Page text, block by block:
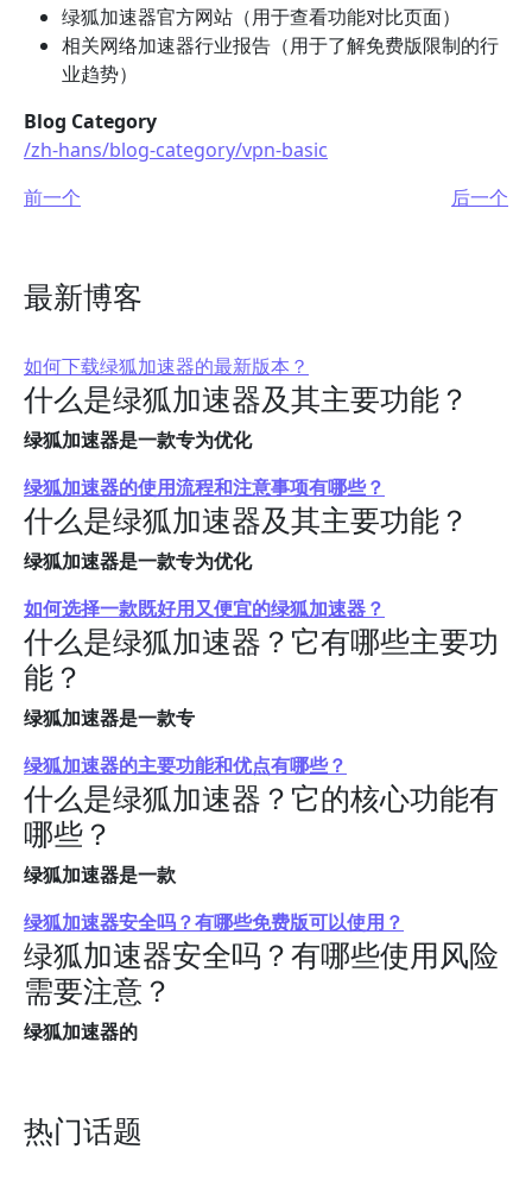
绿狐加速器官方网站（用于查看功能对比页面）
相关网络加速器行业报告（用于了解免费版限制的行
业趋势）
Blog Category
/zh-hans/blog-category/vpn-basic
前一个
后一个
最新博客
如何下载绿狐加速器的最新版本？
什么是绿狐加速器及其主要功能？
绿狐加速器是一款专为优化
绿狐加速器的使用流程和注意事项有哪些？
什么是绿狐加速器及其主要功能？
绿狐加速器是一款专为优化
如何选择一款既好用又便宜的绿狐加速器？
什么是绿狐加速器？它有哪些主要功
能？
绿狐加速器是一款专
绿狐加速器的主要功能和优点有哪些？
什么是绿狐加速器？它的核心功能有
哪些？
绿狐加速器是一款
绿狐加速器安全吗？有哪些免费版可以使用？
绿狐加速器安全吗？有哪些使用风险
需要注意？
绿狐加速器的
热门话题